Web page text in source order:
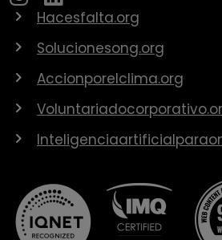
Hacesfalta.org
Solucionesong.org
Accionporelclima.org